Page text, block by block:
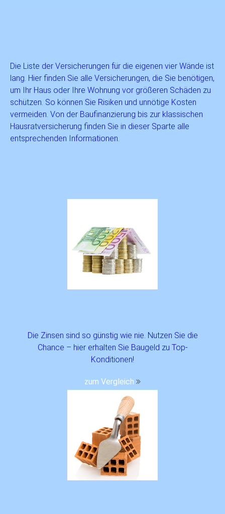
Die Liste der Versicherungen für die eigenen vier Wände ist
lang. Hier finden Sie alle Versicherungen, die Sie benötigen,
um Ihr Haus oder Ihre Wohnung vor größeren Schäden zu
schützen. So können Sie Risiken und unnötige Kosten
vermeiden. Von der Baufinanzierung bis zur klassischen
Hausratversicherung finden Sie in dieser Sparte alle
entsprechenden Informationen.
Die Zinsen sind so günstig wie nie. Nutzen Sie die
Chance – hier erhalten Sie Baugeld zu Top-
Konditionen!
zum Vergleich